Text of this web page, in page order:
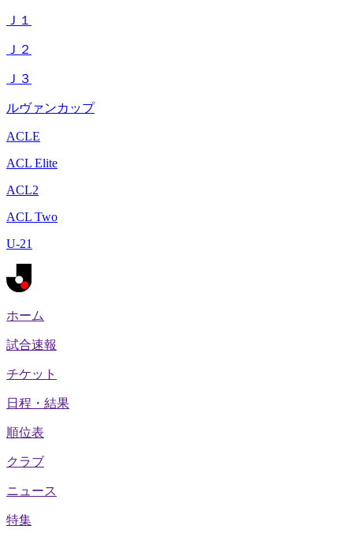
Ｊ１
Ｊ２
Ｊ３
ルヴァンカップ
ACLE
ACL Elite
ACL2
ACL Two
U-21
ホーム
試合速報
チケット
日程・結果
順位表
クラブ
ニュース
特集